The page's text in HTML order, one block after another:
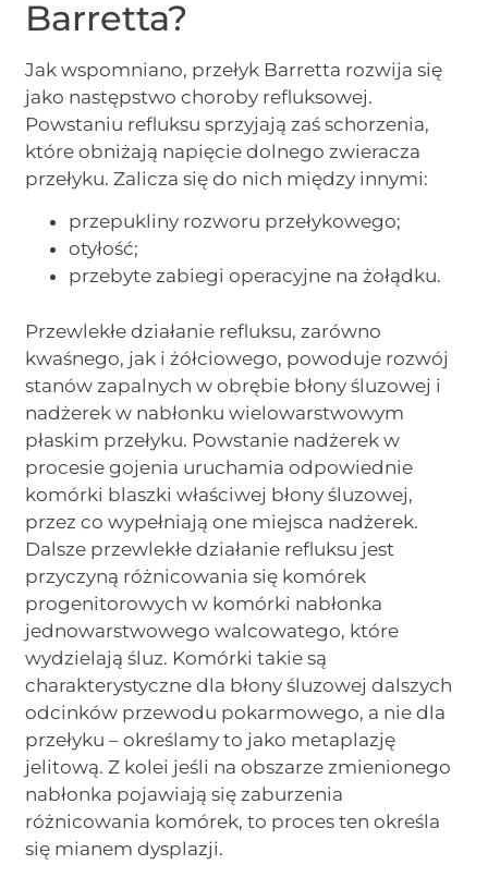
Barretta?
Jak wspomniano, przełyk Barretta rozwija się
jako następstwo choroby refluksowej.
Powstaniu refluksu sprzyjają zaś schorzenia,
które obniżają napięcie dolnego zwieracza
przełyku. Zalicza się do nich między innymi:
przepukliny rozworu przełykowego;
otyłość;
przebyte zabiegi operacyjne na żołądku.
Przewlekłe działanie refluksu, zarówno
kwaśnego, jak i żółciowego, powoduje rozwój
stanów zapalnych w obrębie błony śluzowej i
nadżerek w nabłonku wielowarstwowym
płaskim przełyku. Powstanie nadżerek w
procesie gojenia uruchamia odpowiednie
komórki blaszki właściwej błony śluzowej,
przez co wypełniają one miejsca nadżerek.
Dalsze przewlekłe działanie refluksu jest
przyczyną różnicowania się komórek
progenitorowych w komórki nabłonka
jednowarstwowego walcowatego, które
wydzielają śluz. Komórki takie są
charakterystyczne dla błony śluzowej dalszych
odcinków przewodu pokarmowego, a nie dla
przełyku – określamy to jako metaplazję
jelitową. Z kolei jeśli na obszarze zmienionego
nabłonka pojawiają się zaburzenia
różnicowania komórek, to proces ten określa
się mianem dysplazji.